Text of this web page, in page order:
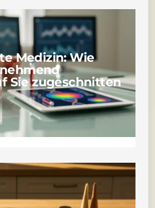
Medizin: Wie
Sie zugeschnitten